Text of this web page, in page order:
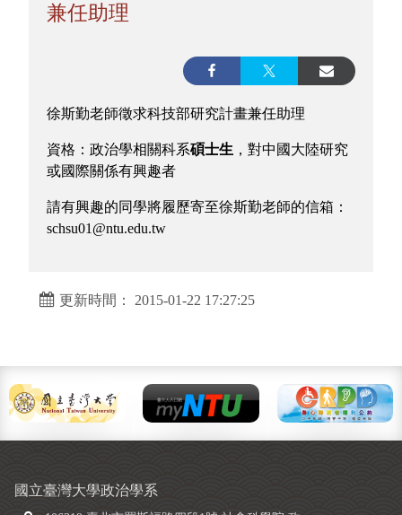
兼任助理
徐斯勤老師徵求科技部研究計畫兼任助理
資格：政治學相關科系碩士生 ，對中國大陸研究
或國際關係有興趣者
請有興趣的同學將履歷寄至徐斯勤老師的信箱：
schsu01@ntu.edu.tw
更新時間： 2015-01-22 17:27:25
國立臺灣大學政治學系